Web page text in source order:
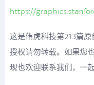
https://
这是侑虎科技第213篇
授权请勿转载。如果您
现也欢迎联系我们，一